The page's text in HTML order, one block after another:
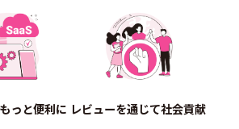
っと便利に レビューを通じて社会貢献